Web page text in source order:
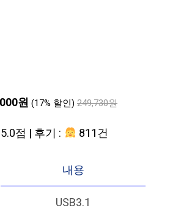
원 (17% 할인) 249,730원
점 | 후기 : 811건
내용
USB3.1